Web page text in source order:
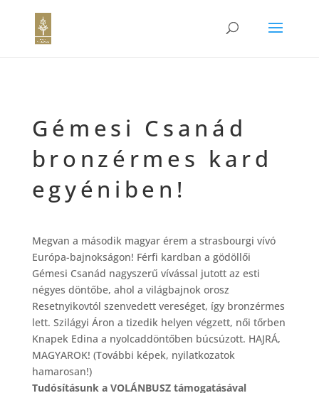
Gémesi Csanád
bronzérmes kard
egyéniben!
Megvan a második magyar érem a strasbourgi vívó
Európa-bajnokságon! Férfi kardban a gödöllői
Gémesi Csanád nagyszerű vívással jutott az esti
négyes döntőbe, ahol a világbajnok orosz
Resetnyikovtól szenvedett vereséget, így bronzérmes
lett. Szilágyi Áron a tizedik helyen végzett, női tőrben
Knapek Edina a nyolcaddöntőben búcsúzott. HAJRÁ,
MAGYAROK! (További képek, nyilatkozatok
hamarosan!)
Tudósításunk a VOLÁNBUSZ támogatásával